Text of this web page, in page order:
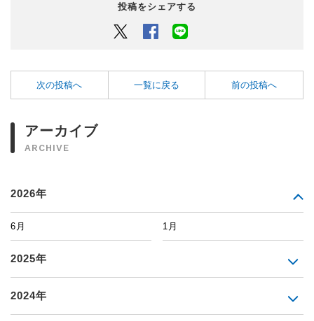
投稿をシェアする
Twitter Facebook
次の投稿へ 一覧に戻る 前の投稿へ
アーカイブ
ARCHIVE
2026年
6月 1月
2025年
2024年